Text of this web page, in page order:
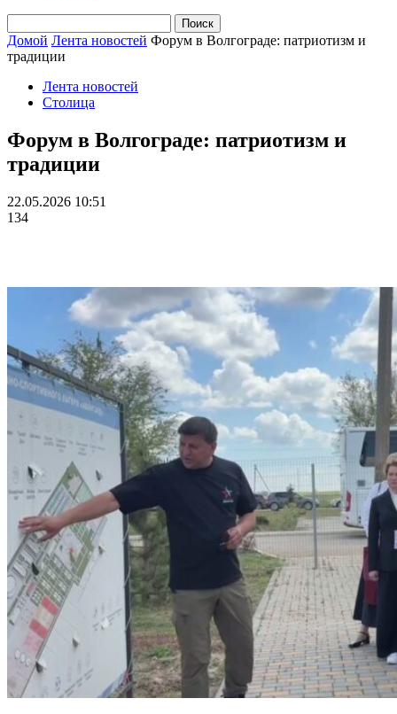
Домой Лента новостей Форум в Волгограде: патриотизм и
традиции
Лента новостей
Столица
Форум в Волгограде: патриотизм и
традиции
22.05.2026 10:51
134